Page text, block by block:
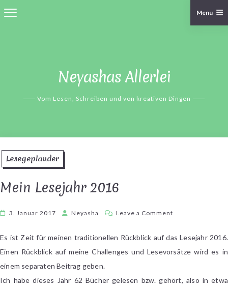
Neyashas Allerlei
Vom Lesen, Schreiben und von kreativen Dingen
Menu
Lesegeplauder
Mein Lesejahr 2016
3. Januar 2017 Neyasha Leave a Comment
Lesejahr
Es ist Zeit für meinen traditionellen Rückblick auf das Lesejahr 2016.
Einen Rückblick auf meine Challenges und Lesevorsätze wird es in
einem separaten Beitrag geben.
Ich habe dieses Jahr 62 Bücher gelesen bzw. gehört, also in etwa